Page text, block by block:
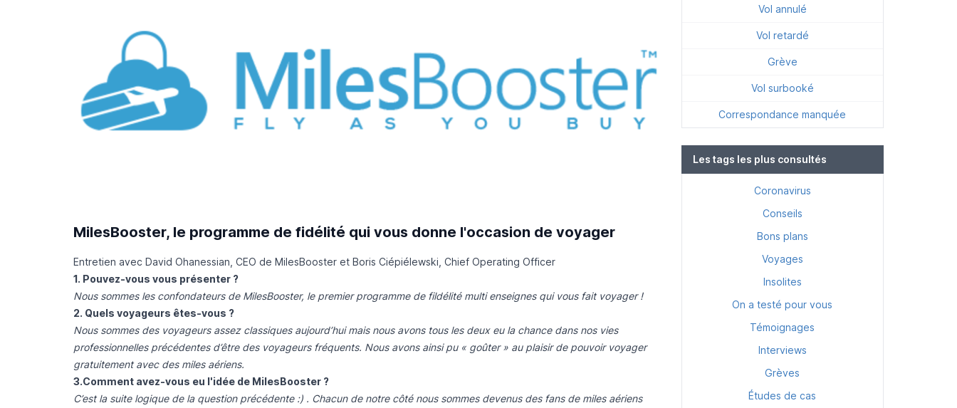
MilesBooster, le programme de fidélité qui vous donne l'occasion de voyager
Entretien avec David Ohanessian, CEO de MilesBooster et Boris Ciépiélewski, Chief Operating Officer
1. Pouvez-vous vous présenter ?
Nous sommes les confondateurs de MilesBooster, le premier programme de fildélité multi enseignes qui vous fait voyager !
2. Quels voyageurs êtes-vous ?
Nous sommes des voyageurs assez classiques aujourd’hui mais nous avons tous les deux eu la chance dans nos vies
professionnelles précédentes d’être des voyageurs fréquents. Nous avons ainsi pu « goûter » au plaisir de pouvoir voyager
gratuitement avec des miles aériens.
3.Comment avez-vous eu l'idée de MilesBooster ?
C’est la suite logique de la question précédente :) . Chacun de notre côté nous sommes devenus des fans de miles aériens
Vol annulé
Vol retardé
Grève
Vol surbooké
Correspondance manquée
Les tags les plus consultés
Coronavirus
Conseils
Bons plans
Voyages
Insolites
On a testé pour vous
Témoignages
Interviews
Grèves
Études de cas